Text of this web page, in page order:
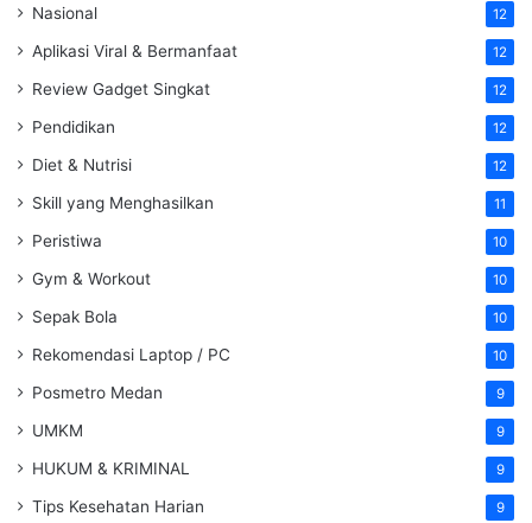
Nasional 12
Aplikasi Viral & Bermanfaat 12
Review Gadget Singkat 12
Pendidikan 12
Diet & Nutrisi 12
Skill yang Menghasilkan 11
Peristiwa 10
Gym & Workout 10
Sepak Bola 10
Rekomendasi Laptop / PC 10
Posmetro Medan 9
UMKM 9
HUKUM & KRIMINAL 9
Tips Kesehatan Harian 9